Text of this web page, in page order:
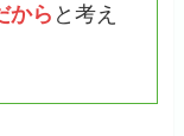
から と考え